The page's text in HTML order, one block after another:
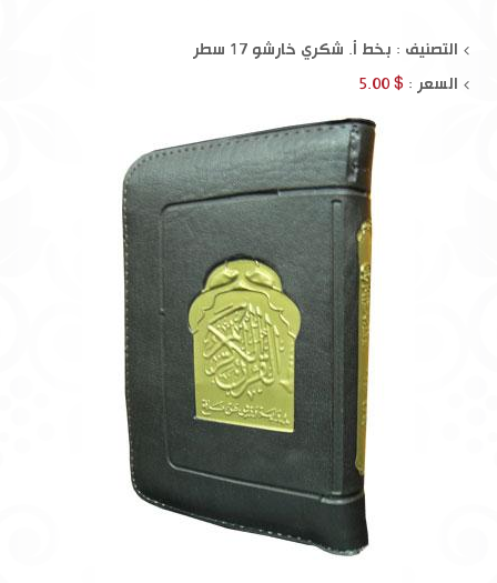
التصنيف : بخط أ. شكري خارشو 17 سطر
السعر : $ 5.00